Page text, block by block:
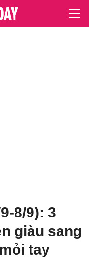
8/9): 3
giàu sang
tay